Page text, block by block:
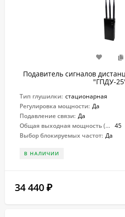
Подавитель сигналов
"ГПДУ-
Тип глушилки: стационарная
Регулировка мощности: Да
Подавление связи: Да
Общая выходная мощность (Вт): 45
Выбор блокируемых частот: Да
В НАЛИЧИИ
34 440 ₽